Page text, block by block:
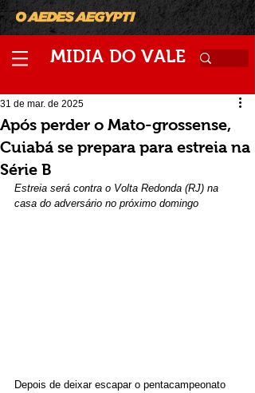
MIDIA DO VALE
Após perder o Mato-grossense,
Cuiabá se prepara para estreia na
Série B
31 de mar. de 2025
Estreia será contra o Volta Redonda (RJ) na
casa do adversário no próximo domingo
Depois de deixar escapar o pentacampeonato